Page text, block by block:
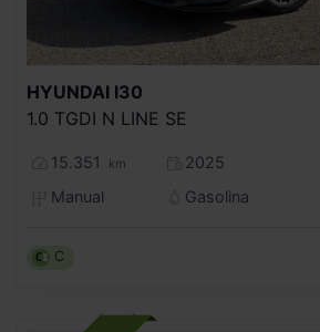
HYUNDAI I30
1.0 TGDI N LINE SE
15.351 km
2025
Manual
Gasolina
C